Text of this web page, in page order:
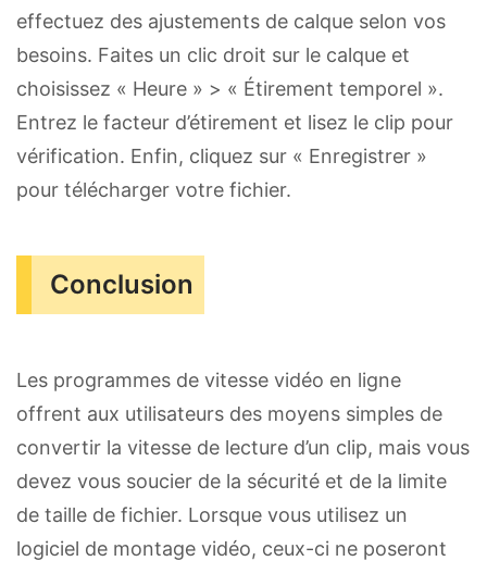
effectuez des ajustements de calque selon vos
besoins. Faites un clic droit sur le calque et
choisissez « Heure » > « Étirement temporel ».
Entrez le facteur d’étirement et lisez le clip pour
vérification. Enfin, cliquez sur « Enregistrer »
pour télécharger votre fichier.
Conclusion
Les programmes de vitesse vidéo en ligne
offrent aux utilisateurs des moyens simples de
convertir la vitesse de lecture d’un clip, mais vous
devez vous soucier de la sécurité et de la limite
de taille de fichier. Lorsque vous utilisez un
logiciel de montage vidéo, ceux-ci ne poseront